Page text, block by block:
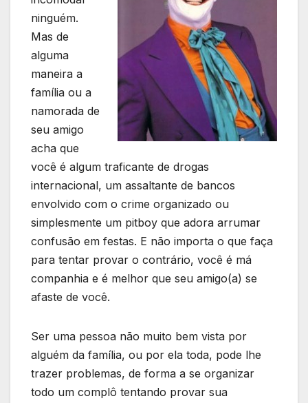
ninguém.
Mas de
alguma
maneira a
família ou a
namorada de
seu amigo
acha que
você é algum traficante de drogas
internacional, um assaltante de bancos
envolvido com o crime organizado ou
simplesmente um pitboy que adora arrumar
confusão em festas. E não importa o que faça
para tentar provar o contrário, você é má
companhia e é melhor que seu amigo(a) se
afaste de você.
Ser uma pessoa não muito bem vista por
alguém da família, ou por ela toda, pode lhe
trazer problemas, de forma a se organizar
todo um complô tentando provar sua